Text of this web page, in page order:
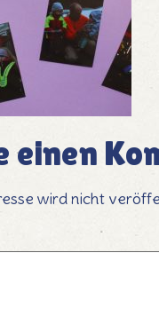
einen
wird nicht